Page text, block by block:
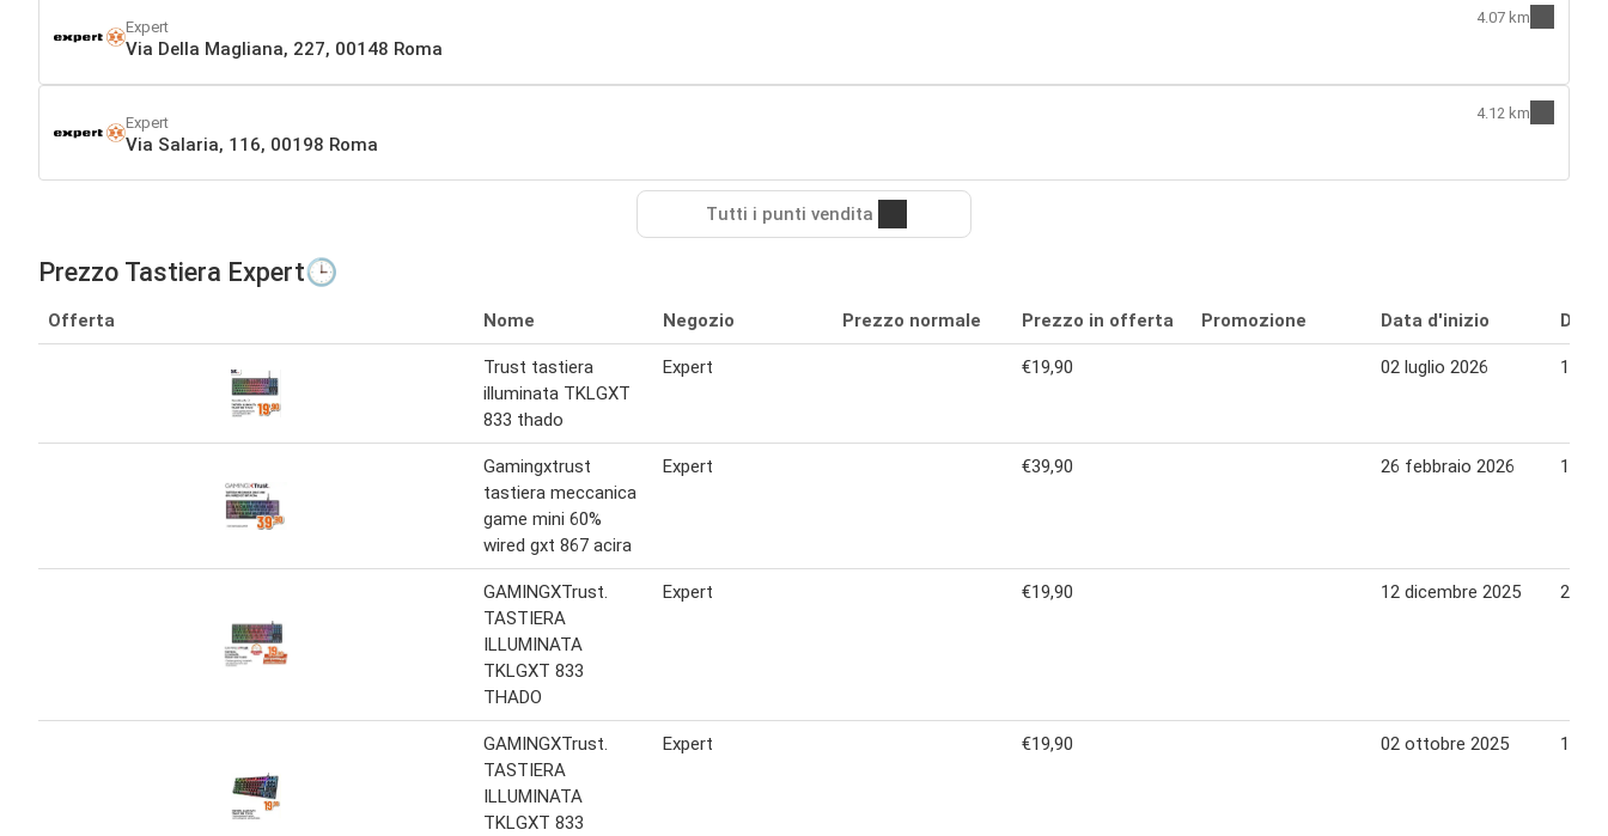
Expert
Via Della Magliana, 227, 00148 Roma
4.07 km
Expert
Via Salaria, 116, 00198 Roma
4.12 km
Tutti i punti vendita
Prezzo Tastiera Expert🕒
Offerta Nome Negozio Prezzo normale Prezzo in offerta Promozione Data d'inizio Data
Trust tastiera
illuminata TKLGXT
833 thado
Expert €19,90 02 luglio 2026 15
Gamingxtrust
tastiera meccanica
game mini 60%
wired gxt 867 acira
Expert €39,90 26 febbraio 2026 11
GAMINGXTrust.
TASTIERA
ILLUMINATA
TKLGXT 833
THADO
Expert €19,90 12 dicembre 2025 21
GAMINGXTrust.
TASTIERA
ILLUMINATA
TKLGXT 833
Expert €19,90 02 ottobre 2025 15